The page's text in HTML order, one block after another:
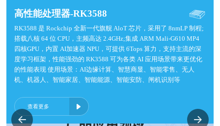
高性能处理器-RK3588
RK3588 是 Rockchip 全新一代旗舰 AloT 芯片，采用了 8nmLP 制程;
搭载八核 64 位 CPU，主频高达 2.4GHz;集成 ARM Mali-G610 MP4
四核GPU，内置 AI加速器 NPU，可提供 6Tops 算力，支持主流的深
度学习框架，性能强劲的 RK3588 可为各类 AI 应用场景带来更优化
的性能表现 使用场景：AI边缘计算、智慧商显、智能零售、无人
机、机器人、智能家居、智能能源、智能安防、闸机识别等
查看更多
智能网关终端
支持Windows和Linux系统，针对智能制造、智能家居、工业控制等
行业进行数据采集传输与控制。多网口可实现设备之间数据交换，支
持以太网、4G网络、WIFI多种网络传输协议。用户通过简单指令即
可方便的采集设备的开关信号、计数信号以及输出信号对设备的控
制，从而轻松实现产品的互通互联
边缘计算终端
支持Windows，Linux，安卓系统定制，可扩展串口/GPIO/凤凰端子
等多种接口。全封闭式防水防尘防震设计，支持7*24小时稳定运
行，场景涵盖智能家居，智慧零售，智慧停车场，智慧充电桩，自助
终端机，智慧健身等场景
高性能处理器-RK3588
RK3588 是 Rockchip 全新一代旗舰 AloT 芯片，采用了 8nmLP 制程;
搭载八核 64 位 CPU，主频高达 2.4GHz;集成 ARM Mali-G610 MP4
四核GPU，内置 AI加速器 NPU，可提供 6Tops 算力，支持主流的深
度学习框架，性能强劲的 RK3588 可为各类 AI 应用场景带来更优化
的性能表现 使用场景：AI边缘计算、智慧商显、智能零售、无人
机、机器人、智能家居、智能能源、智能安防、闸机识别等
查看更多
智能网关终端
支持Windows和Linux系统，针对智能制造、智能家居、工业控制等
行业进行数据采集传输与控制。多网口可实现设备之间数据交换，支
持以太网、4G网络、WIFI多种网络传输协议。用户通过简单指令即
可方便的采集设备的开关信号、计数信号以及输出信号对设备的控
制，从而轻松实现产品的互通互联
边缘计算终端
支持Windows，Linux，安卓系统定制，可扩展串口/GPIO/凤凰端子
等多种接口。全封闭式防水防尘防震设计，支持7*24小时稳定运
行，场景涵盖智能家居，智慧零售，智慧停车场，智慧充电桩，自助
终端机，智慧健身等场景
高性能处理器-RK3588
RK3588 是 Rockchip 全新一代旗舰 AloT 芯片，采用了 8nmLP 制程;
搭载八核 64 位 CPU，主频高达 2.4GHz;集成 ARM Mali-G610 MP4
四核GPU，内置 AI加速器 NPU，可提供 6Tops 算力，支持主流的深
度学习框架，性能强劲的 RK3588 可为各类 AI 应用场景带来更优化
的性能表现 使用场景：AI边缘计算、智慧商显、智能零售、无人
机、机器人、智能家居、智能能源、智能安防、闸机识别等
查看更多
智能网关终端
支持Windows和Linux系统，针对智能制造、智能家居、工业控制等
行业进行数据采集传输与控制。多网口可实现设备之间数据交换，支
持以太网、4G网络、WIFI多种网络传输协议。用户通过简单指令即
可方便的采集设备的开关信号、计数信号以及输出信号对设备的控
制，从而轻松实现产品的互通互联
边缘计算终端
支持Windows，Linux，安卓系统定制，可扩展串口/GPIO/凤凰端子
等多种接口。全封闭式防水防尘防震设计，支持7*24小时稳定运
行，场景涵盖智能家居，智慧零售，智慧停车场，智慧充电桩，自助
终端机，智慧健身等场景